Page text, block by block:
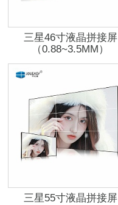
三星46寸液晶拼接屏
（0.88~3.5MM）
三星55寸液晶拼接屏